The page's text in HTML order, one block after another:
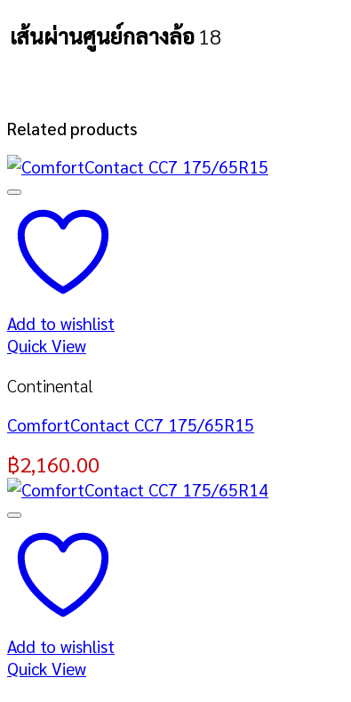
เส้นผ่านศูนย์กลางล้อ18
Related products
Add to wishlist
Quick View
Continental
ComfortContact CC7 175/65R15
฿2,160.00
Add to wishlist
Quick View